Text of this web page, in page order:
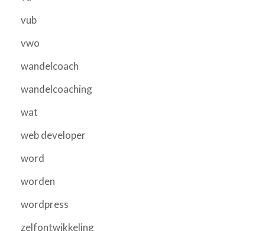
vub
vwo
wandelcoach
wandelcoaching
wat
web developer
word
worden
wordpress
zelfontwikkeling